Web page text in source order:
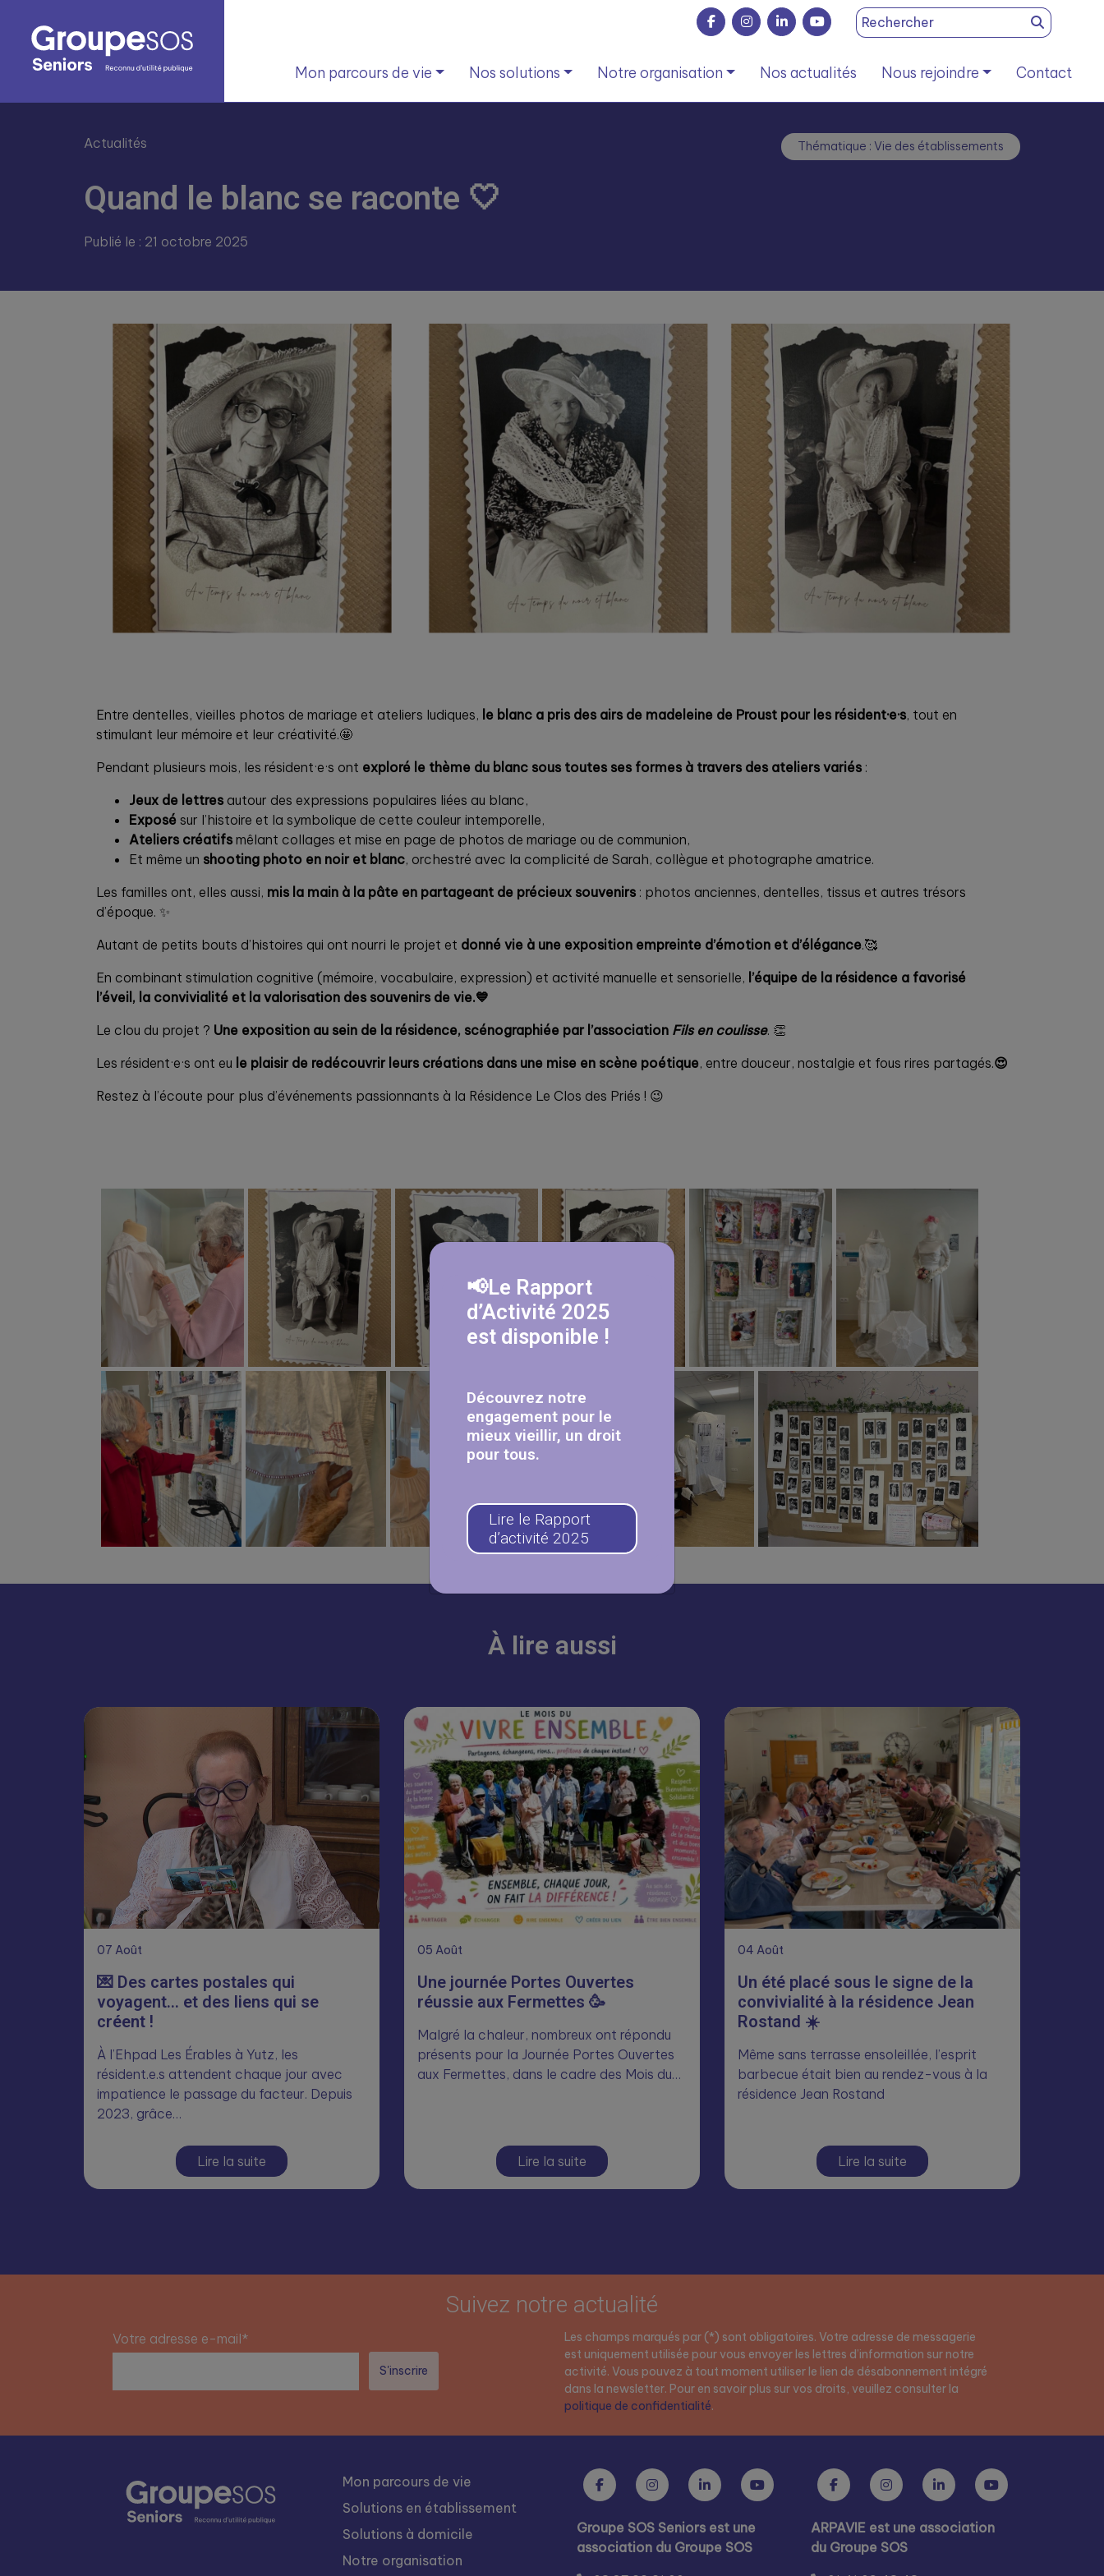
Search
for:
Mon parcours de vie Nos solutions Notre organisation Nos actualités Nous rejoindre Contact
Actualités Thématique : Vie des établissements
Quand le blanc se raconte 🤍
Publié le : 21 octobre 2025
Entre dentelles, vieilles photos de mariage et ateliers ludiques, le blanc a pris des airs de madeleine de Proust pour les résident·e·s, tout en
stimulant leur mémoire et leur créativité.🤩
Pendant plusieurs mois, les résident·e·s ont exploré le thème du blanc sous toutes ses formes à travers des ateliers variés :
Jeux de lettres autour des expressions populaires liées au blanc,
Exposé sur l’histoire et la symbolique de cette couleur intemporelle,
Ateliers créatifs mêlant collages et mise en page de photos de mariage ou de communion,
Et même un shooting photo en noir et blanc, orchestré avec la complicité de Sarah, collègue et photographe amatrice.
Les familles ont, elles aussi, mis la main à la pâte en partageant de précieux souvenirs : photos anciennes, dentelles, tissus et autres trésors
d’époque. ✨
Autant de petits bouts d’histoires qui ont nourri le projet et donné vie à une exposition empreinte d’émotion et d’élégance.🥰
En combinant stimulation cognitive (mémoire, vocabulaire, expression) et activité manuelle et sensorielle, l’équipe de la résidence a favorisé
l’éveil, la convivialité et la valorisation des souvenirs de vie.💙
Le clou du projet ? Une exposition au sein de la résidence, scénographiée par l’association Fils en coulisse. 👏
Les résident·e·s ont eu le plaisir de redécouvrir leurs créations dans une mise en scène poétique, entre douceur, nostalgie et fous rires partagés.😍
Restez à l’écoute pour plus d’événements passionnants à la Résidence Le Clos des Priés ! 😉
À lire aussi
07 Août
💌 Des cartes postales qui
voyagent… et des liens qui se
créent !
À l’Ehpad Les Érables à Yutz, les
résident.e.s attendent chaque jour avec
impatience le passage du facteur. Depuis
2023, grâce…
Lire la suite
05 Août
Une journée Portes Ouvertes
réussie aux Fermettes 🥳
Malgré la chaleur, nombreux ont répondu
présents pour la Journée Portes Ouvertes
aux Fermettes, dans le cadre des Mois du…
Lire la suite
04 Août
Un été placé sous le signe de la
convivialité à la résidence Jean
Rostand ☀️
Même sans terrasse ensoleillée, l’esprit
barbecue était bien au rendez-vous à la
résidence Jean Rostand
Lire la suite
Suivez notre actualité
Votre adresse e-mail*
Les champs marqués par (*) sont obligatoires. Votre adresse de messagerie
est uniquement utilisée pour vous envoyer les lettres d’information sur notre
activité. Vous pouvez à tout moment utiliser le lien de désabonnement intégré
dans la newsletter. Pour en savoir plus sur vos droits, veuillez consulter la
politique de confidentialité.
Mon parcours de vie
Solutions en établissement
Solutions à domicile
Notre organisation
Groupe SOS Seniors est une
association du Groupe SOS
ARPAVIE est une association
du Groupe SOS
📢Le Rapport
d’Activité 2025
est disponible !
Découvrez notre
engagement pour le
mieux vieillir, un droit
pour tous.
Lire le Rapport
d’activité 2025